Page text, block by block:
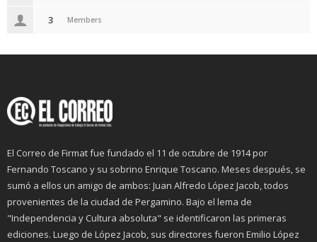
3 Members
El Correo de Firmat fue fundado el 11 de octubre de 1914 por
Fernando Toscano y su sobrino Enrique Toscano. Meses después, se
sumó a ellos un amigo de ambos: Juan Alfredo López Jacob, todos
provenientes de la ciudad de Pergamino. Bajo el lema de
"Independencia y Cultura absoluta" se identificaron las primeras
ediciones. Luego de López Jacob, sus directores fueron Emilio López